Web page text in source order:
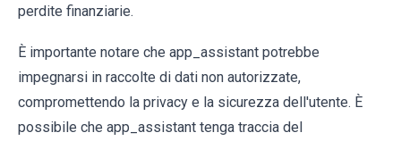
perdite finanziarie.
È importante notare che app_assistant potrebbe
impegnarsi in raccolte di dati non autorizzate,
compromettendo la privacy e la sicurezza dell'utente. È
possibile che app_assistant tenga traccia del